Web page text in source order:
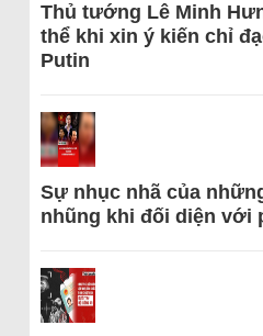
Thủ tướng Lê Minh
thể khi xin ý kiến chỉ
Putin
Sự nhục nhã của
nhũng khi đối diện với